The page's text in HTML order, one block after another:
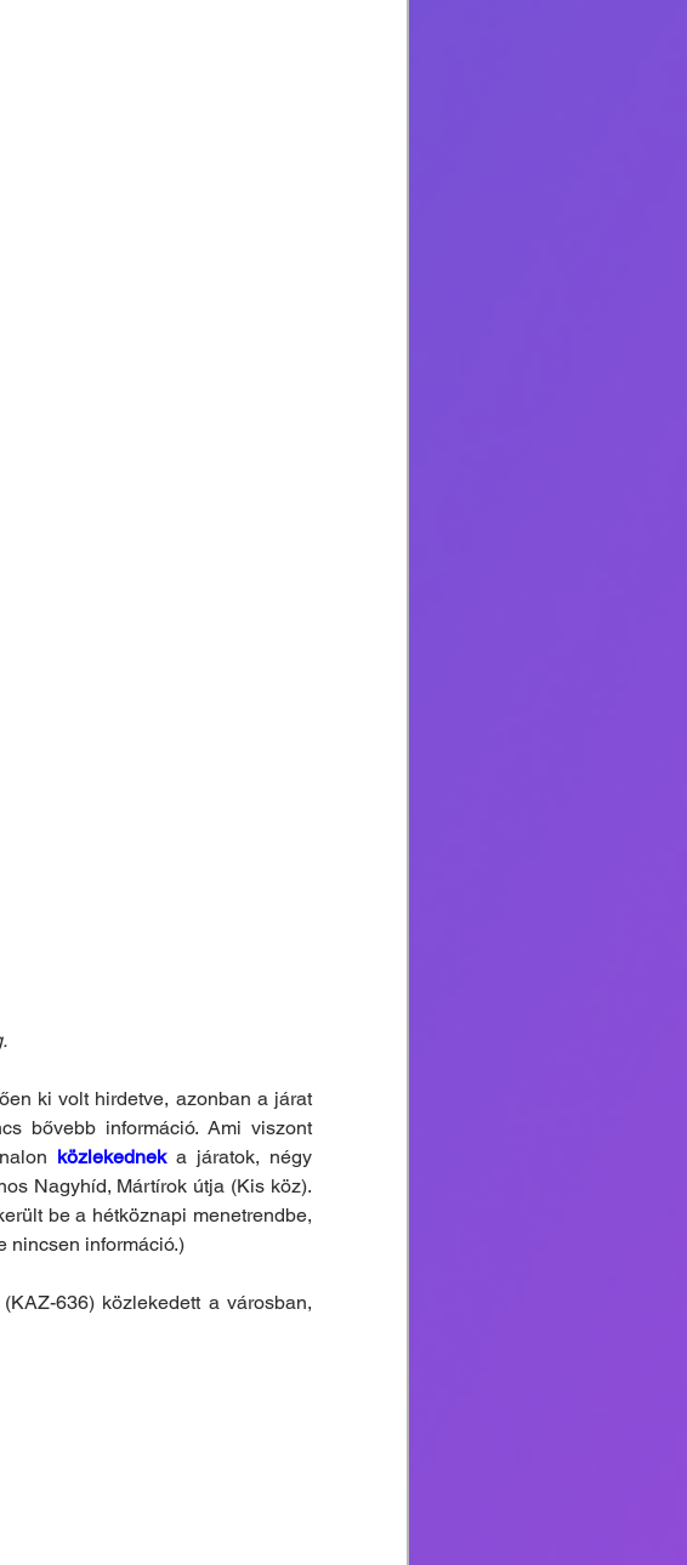
ki volt hirdetve, azonban a járat
bővebb információ. Ami viszont
közlekednek a járatok, négy
Nagyhíd, Mártírok útja (Kis köz).
be a hétköznapi menetrendbe,
nincsen információ.)
636) közlekedett a városban,